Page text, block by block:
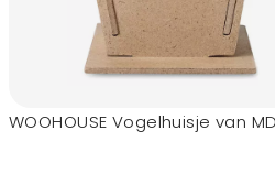
WOOHOUSE Vogelhuisje van